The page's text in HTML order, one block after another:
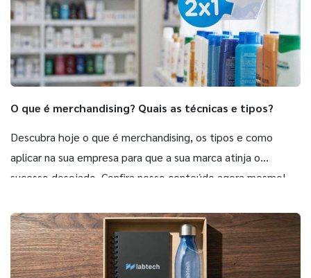
do cliente — especialmente quando apresentado
com identidade visual coesa e embalagem
adequada.
O que é merchandising? Quais as técnicas e tipos?
Descubra hoje o que é merchandising, os tipos e como
aplicar na sua empresa para que a sua marca atinja o
sucesso desejado. Confira nosso conteúdo agora mesmo!